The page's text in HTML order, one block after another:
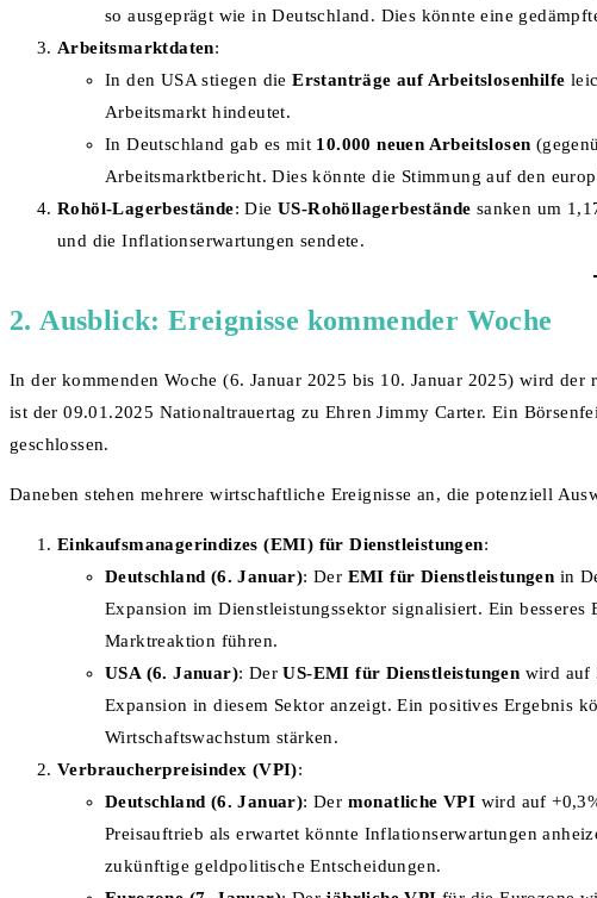
so ausgeprägt wie in Deutschland. Dies könnte eine
Arbeitsmarktdaten:
In den USA stiegen dieErstanträge auf Arbeitslosenhilfe
Arbeitsmarkt hindeutet.
In Deutschland gab es mit 10.000 neuen Arbeitslosen
Arbeitsmarktbericht. Dies könnte die Stimmung auf den
Rohöl-Lagerbestände: DieUS-Rohöllagerbestände sanken um
und die Inflationserwartungen sendete.
2.Ausblick: Ereignisse kommender Woche
In der kommenden Woche (6. Januar 2025 bis 10. Januar 2025) wird
ist der 09.01.2025 Nationaltrauertag zu Ehren Jimmy Carter. Ein
geschlossen.
Daneben stehen mehrere wirtschaftliche Ereignisse an, die potenziell
Einkaufsmanagerindizes (EMI) für Dienstleistungen:
Deutschland (6. Januar): Der EMI für Dienstleistungen in
Expansion im Dienstleistungssektor signalisiert. Ein
Marktreaktion führen.
USA (6. Januar): DerUS-EMI für Dienstleistungen wird auf
Expansion in diesem Sektor anzeigt. Ein positives Ergebnis
Wirtschaftswachstum stärken.
Verbraucherpreisindex (VPI):
Deutschland (6. Januar): Der monatliche VPI wird auf
Preisauftrieb als erwartet könnte Inflationserwartungen
zukünftige geldpolitische Entscheidungen.